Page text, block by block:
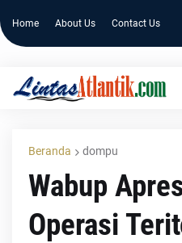
Home About Us Contact Us
Beranda dompu
Wabup
Operasi